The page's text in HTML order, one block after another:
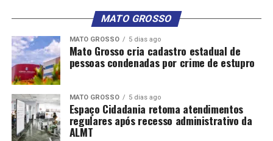
MATO GROSSO
MATO GROSSO 5 dias ago
Mato Grosso cria cadastro estadual de
pessoas condenadas por crime de estupro
MATO GROSSO 5 dias ago
Espaço Cidadania retoma atendimentos
regulares após recesso administrativo da
ALMT